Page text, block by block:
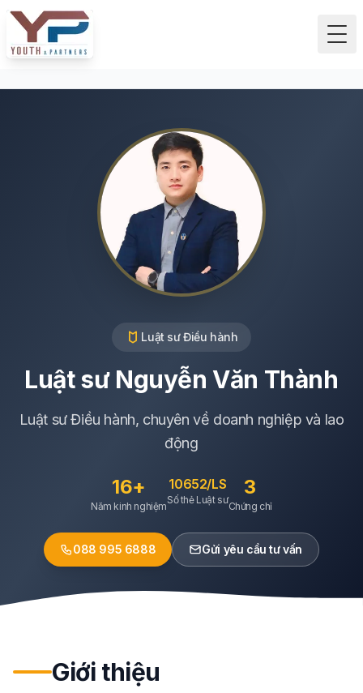
Luật sư Điều hành
Luật sư Nguyễn Văn Thành
Luật sư Điều hành, chuyên về doanh nghiệp và lao
động
16+
Năm kinh nghiệm
10652/LS
Số thẻ Luật sư
3
Chứng chỉ
088 995 6888 Gửi yêu cầu tư vấn
Giới thiệu